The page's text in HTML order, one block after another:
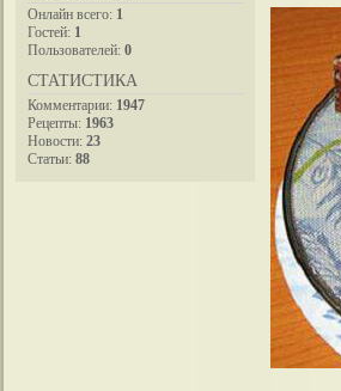
Онлайн всего: 1
Гостей: 1
Пользователей: 0
СТАТИСТИКА
Комментарии: 1947
Рецепты: 1963
Новости: 23
Статьи: 88